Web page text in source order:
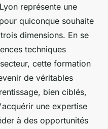
représente une
quiconque souhaite
dimensions. En se
techniques
cette formation
de véritables
bien ciblés,
une expertise
à des opportunités